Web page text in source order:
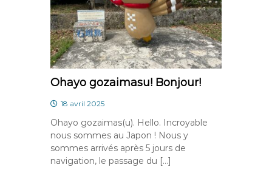
Ohayo gozaimasu! Bonjour!
18 avril 2025
Ohayo gozaimas(u). Hello. Incroyable
nous sommes au Japon ! Nous y
sommes arrivés après 5 jours de
navigation, le passage du […]